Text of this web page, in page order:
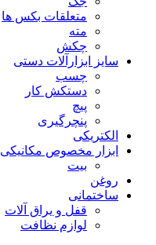
متعلقات بکس ها
مته
چکش
سایز ابزارآلات دستی
چسب
دستکش کار
پیچ
پنچرگیری
الکتریکی
ابزار مخصوص مکانیکی
بیت
روغن
ساختمانی
قفل و یراق آلات
لوازم نظافت